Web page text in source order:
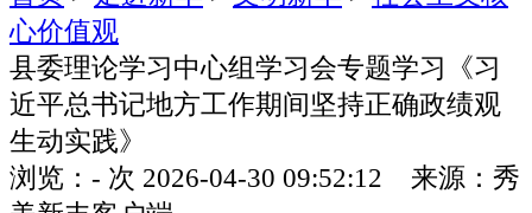
心价值观
县委理论学习中心组学习会专题学习《习
近平总书记地方工作期间坚持正确政绩观
生动实践》
浏览： - 次 2026-04-30 09:52:12 来源：秀